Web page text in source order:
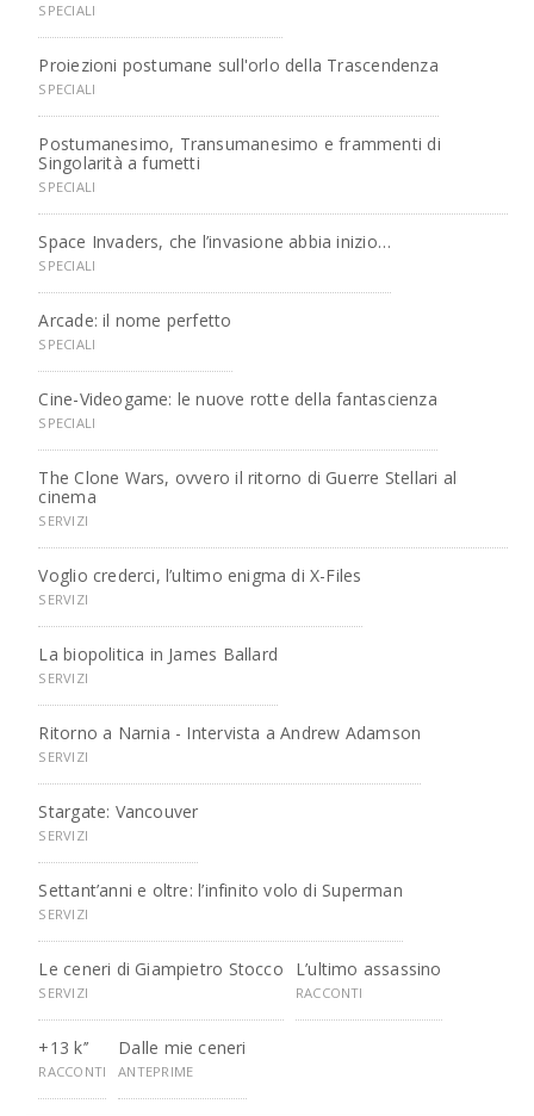
SPECIALI
Proiezioni postumane sull'orlo della Trascendenza
SPECIALI
Postumanesimo, Transumanesimo e frammenti di
Singolarità a fumetti
SPECIALI
Space Invaders, che l’invasione abbia inizio…
SPECIALI
Arcade: il nome perfetto
SPECIALI
Cine-Videogame: le nuove rotte della fantascienza
SPECIALI
The Clone Wars, ovvero il ritorno di Guerre Stellari al
cinema
SERVIZI
Voglio crederci, l’ultimo enigma di X-Files
SERVIZI
La biopolitica in James Ballard
SERVIZI
Ritorno a Narnia - Intervista a Andrew Adamson
SERVIZI
Stargate: Vancouver
SERVIZI
Settant’anni e oltre: l’infinito volo di Superman
SERVIZI
Le ceneri di Giampietro Stocco
SERVIZI
L’ultimo assassino
RACCONTI
+13 k’’
RACCONTI
Dalle mie ceneri
ANTEPRIME